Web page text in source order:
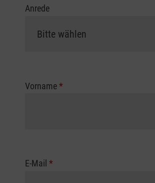
Anrede
Vorname*
E-Mail *